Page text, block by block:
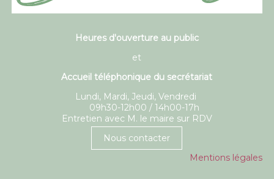
Heures d'ouverture au public
et
Accueil téléphonique du secrétariat
Lundi, Mardi, Jeudi, Vendredi
09h30-12h00 / 14h00-17h
Entretien avec M. le maire sur RDV
Nous contacter
Mentions légales